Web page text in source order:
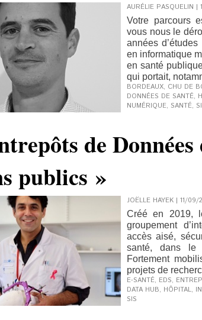
AURÉLIE PASQUELIN |
Votre parcours
vous nous le
années
en informatique
en santé
qui portait,
BORDEAUX, CHU DE
DONNÉES DE SANTÉ,
NUMÉRIQUE, SANTÉ,
de Données
publics »
JOËLLE HAYEK | 11/09/
Créé en 2019,
groupement
accès aisé,
santé, dans le
Fortement
projets de
E-SANTÉ, EDS,
DATA HUB, HÔPITAL,
SIS